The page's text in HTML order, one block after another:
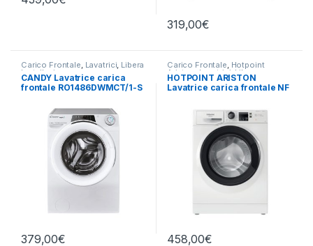
319,00€
Carico Frontale, Lavatrici, Libera
Installazione
CANDY Lavatrice carica
frontale RO1486DWMCT/1-S
379,00€
Carico Frontale, Hotpoint
Ariston, Lavatrici,Libera
Installazione
HOTPOINT ARISTON
Lavatrice carica frontale NF
458,00€